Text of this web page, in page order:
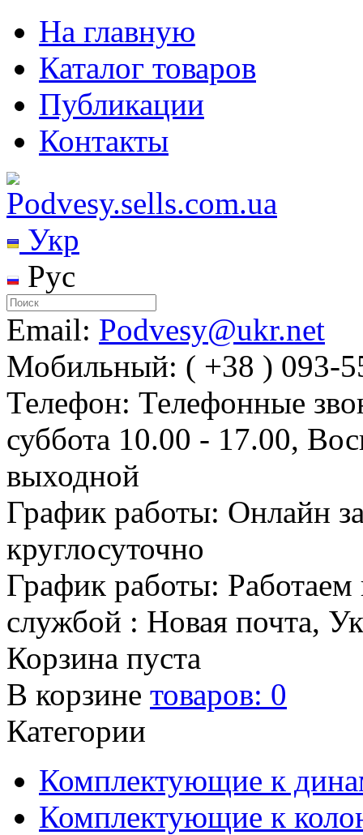
На главную
Каталог товаров
Публикации
Контакты
Укр
Рус
Email: Podvesy@ukr.net
Мобильный: ( +38 ) 093-
Телефон: Телефонные
суббота 10.00 - 17.00,
выходной
График работы: Онлайн
круглосуточно
График работы: Работаем
службой : Новая почта,
Корзина пуста
В корзине товаров: 0
Категории
Комплектующие к
Комплектующие к